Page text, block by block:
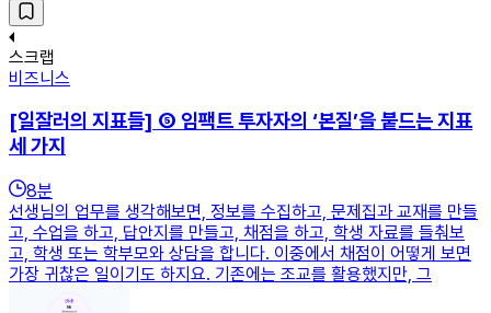
스크랩
비즈니스
[일잘러의 지표들] ⑤ 임팩트 투자자의 ‘본질’을 붙드는 지표
세 가지
8분
선생님의 업무를 생각해보면, 정보를 수집하고, 문제집과 교재를 만들
고, 수업을 하고, 답안지를 만들고, 채점을 하고, 학생 자료를 들춰보
고, 학생 또는 학부모와 상담을 합니다. 이중에서 채점이 어떻게 보면
가장 귀찮은 일이기도 하지요. 기존에는 조교를 활용했지만, 그